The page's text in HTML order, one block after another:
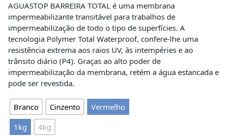
AGUASTOP BARREIRA TOTAL é uma membrana
impermeabilizante transitável para trabalhos de
impermeabilização de todo o tipo de superfícies. A
tecnologia Polymer Total Waterproof, confere-lhe uma
resistência extrema aos raios UV, às intempéries e ao
trânsito diário (P4). Graças ao alto poder de
impermeabilização da membrana, retém a água estancada e
pode ser revestida.
Branco Cinzento
Vermelho
1kg
4kg